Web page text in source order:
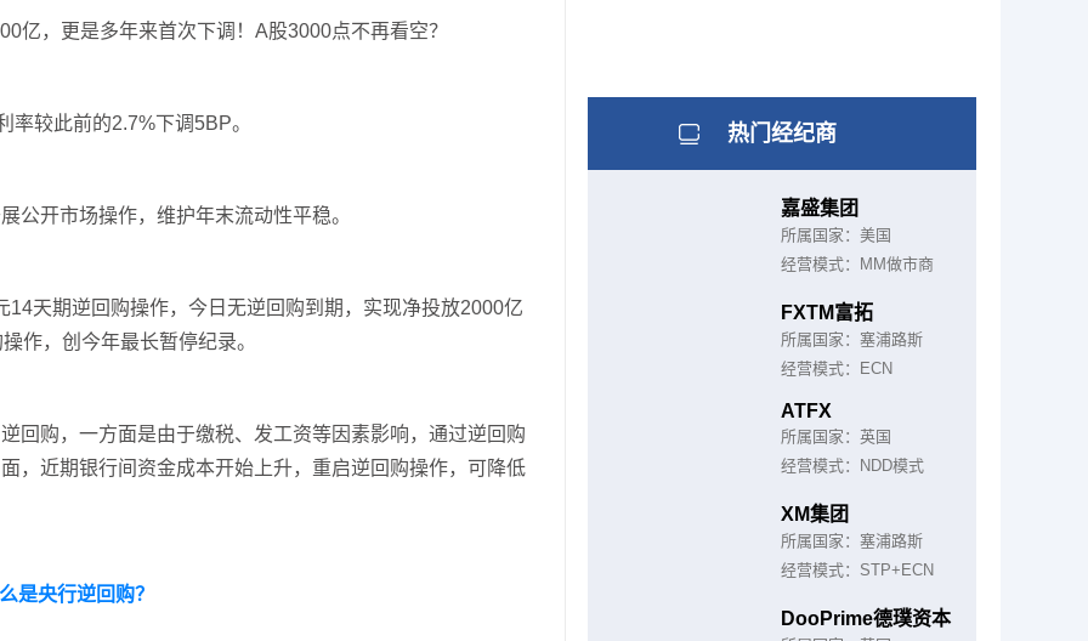
较此前的2.7%下调5BP。
公开市场操作，维护年末流动性平稳。
天期逆回购操作，今日无逆回购到期，实现净投放2000亿
作，创今年最长暂停纪录。
回购，一方面是由于缴税、发工资等因素影响，通过逆回购
，近期银行间资金成本开始上升，重启逆回购操作，可降低
是央行逆回购？
热门经纪商
嘉盛集团
所属国家：美国
经营模式：MM做市商
FXTM富拓
所属国家：塞浦路斯
经营模式：ECN
ATFX
所属国家：英国
经营模式：NDD模式
XM集团
所属国家：塞浦路斯
经营模式：STP+ECN
DooPrime德璞资本